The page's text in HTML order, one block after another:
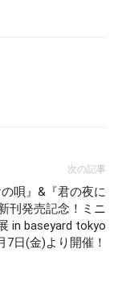
次の記事
の唄』&『君の夜に
刊発売記念！ミニ
in baseyard tokyo
7日(金)より開催！